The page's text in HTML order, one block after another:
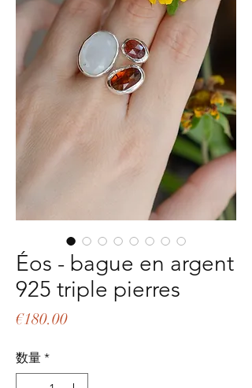
Éos - bague en argent
925 triple pierres
€180.00価
数量 *